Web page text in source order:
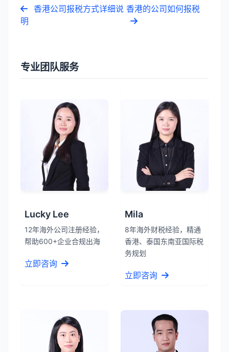
香港公司报税方式详细说
明
香港的公司如何报税
专业团队服务
Lucky Lee
12年海外公司注册经验，
帮助600+企业合规出海
立即咨询
Mila
8年海外财税经验，精通
香港、泰国东南亚国际税
务规划
立即咨询